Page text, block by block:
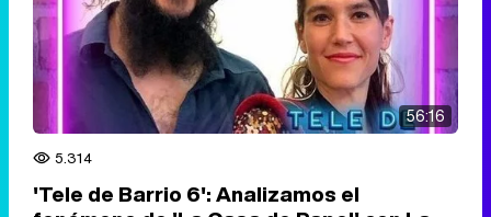
56:16
5.314
'Tele de Barrio 6': Analizamos el